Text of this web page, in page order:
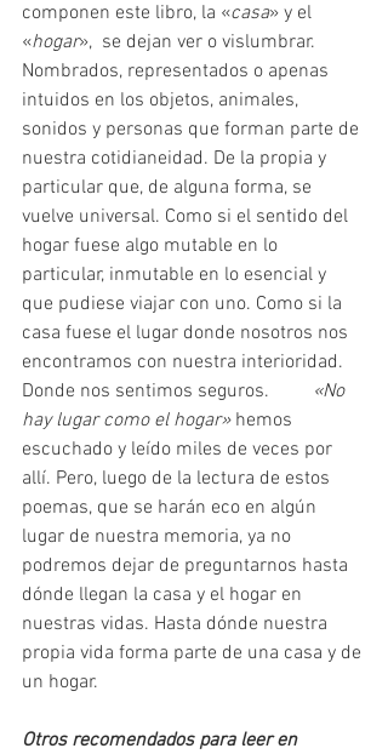
componen este libro, la «casa» y el
«hogar»,  se dejan ver o vislumbrar.
Nombrados, representados o apenas
intuidos en los objetos, animales,
sonidos y personas que forman parte de
nuestra cotidianeidad. De la propia y
particular que, de alguna forma, se
vuelve universal. Como si el sentido del
hogar fuese algo mutable en lo
particular, inmutable en lo esencial y
que pudiese viajar con uno. Como si la
casa fuese el lugar donde nosotros nos
encontramos con nuestra interioridad.
Donde nos sentimos seguros.
hay lugar como el hogar» hemos
escuchado y leído miles de veces por
allí. Pero, luego de la lectura de estos
poemas, que se harán eco en algún
lugar de nuestra memoria, ya no
podremos dejar de preguntarnos hasta
dónde llegan la casa y el hogar en
nuestras vidas. Hasta dónde nuestra
propia vida forma parte de una casa y de
un hogar.
Otros recomendados para leer en